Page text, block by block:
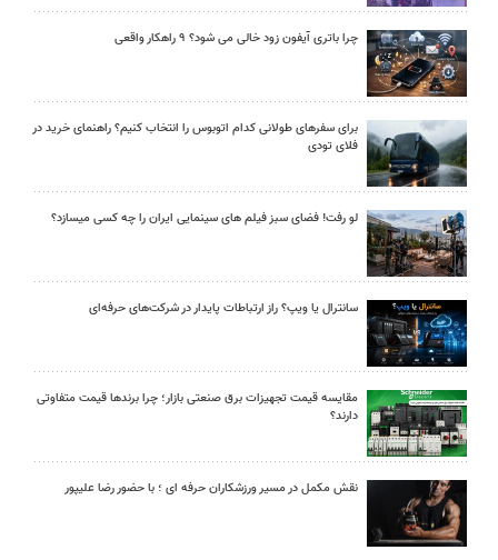
چرا باتری آیفون زود خالی می شود؟ ۹ راهکار واقعی
برای سفرهای طولانی کدام اتوبوس را انتخاب کنیم؟ راهنمای خرید در
فلای تودی
لو رفت! فضای سبز فیلم های سینمایی ایران را چه کسی میسازد؟
سانترال یا ویپ؟ راز ارتباطات پایدار در شرکت‌های حرفه‌ای
مقایسه قیمت تجهیزات برق صنعتی بازار؛ چرا برندها قیمت متفاوتی
دارند؟
نقش مکمل در مسیر ورزشکاران حرفه ای ؛ با حضور رضا علیپور